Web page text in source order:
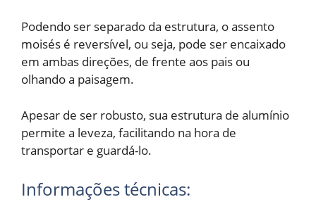
Podendo ser separado da estrutura, o assento
moisés é reversível, ou seja, pode ser encaixado
em ambas direções, de frente aos pais ou
olhando a paisagem.
Apesar de ser robusto, sua estrutura de alumínio
permite a leveza, facilitando na hora de
transportar e guardá-lo.
Informações técnicas: